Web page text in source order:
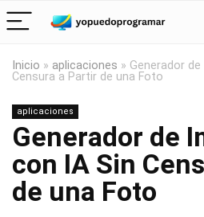
Inicio » aplicaciones » Generador
Censura a Partir de una Foto
aplicaciones
Generador de
con IA Sin
de una Foto